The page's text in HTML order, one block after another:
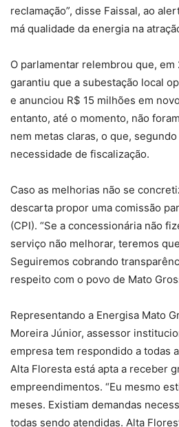
reclamação”, disse Faissal, ao
má qualidade da energia na
O parlamentar relembrou que, em
garantiu que a subestação local
e anunciou R$ 15 milhões em
entanto, até o momento, não
nem metas claras, o que,
necessidade de fiscalização.
Caso as melhorias não se
descarta propor uma comissão
(CPI). “Se a concessionária não
serviço não melhorar, teremos
Seguiremos cobrando
respeito com o povo de Mato
Representando a Energisa Mato
Moreira Júnior, assessor
empresa tem respondido a todas
Alta Floresta está apta a receber
empreendimentos. “Eu mesmo
meses. Existiam demandas
todas sendo atendidas. Alta